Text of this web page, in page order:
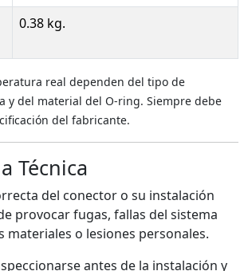
0.38 kg.
real dependen del tipo de
y del material del O-ring. Siempre debe
del fabricante.
Técnica
del conector o su instalación
provocar fugas, fallas del sistema
materiales o lesiones personales.
antes de la instalación y